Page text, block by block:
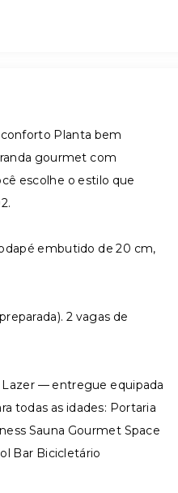
conforto Planta bem
gourmet com
escolhe o estilo que
embutido de 20 cm,
2 vagas de
Lazer — entregue equipada
todas as idades: Portaria
Sauna Gourmet Space
Bar Bicicletário